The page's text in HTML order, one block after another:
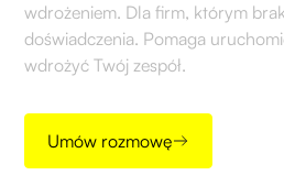
wdrożeniem. Dla firm, którym
doświadczenia. Pomaga
wdrożyć Twój zespół.
Umów rozmowę